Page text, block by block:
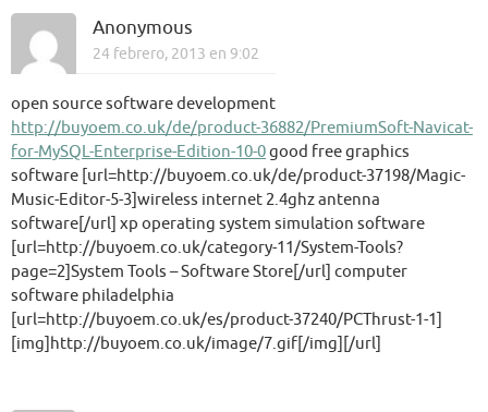
Anonymous
24 febrero, 2013 en 9:02
open source software development
http://buyoem.co.uk/de/product-36882/PremiumSoft-Navicat-
for-MySQL-Enterprise-Edition-10-0good free graphics
software [url=http://buyoem.co.uk/de/product-37198/Magic-
Music-Editor-5-3]wireless internet 2.4ghz antenna
software[/url] xp operating system simulation software
[url=http://buyoem.co.uk/category-11/System-Tools?
page=2]System Tools – Software Store[/url] computer
software philadelphia
[url=http://buyoem.co.uk/es/product-37240/PCThrust-1-1]
[img]http://buyoem.co.uk/image/7.gif[/img][/url]